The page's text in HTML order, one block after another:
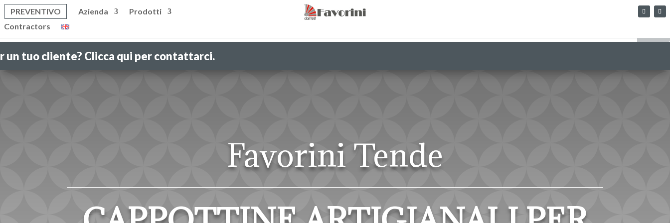
PREVENTIVO Azienda
Prodotti
Contractors
qui per contattarci.
Favorini Tende